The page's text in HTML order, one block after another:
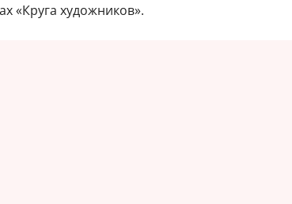
«Круга художников».